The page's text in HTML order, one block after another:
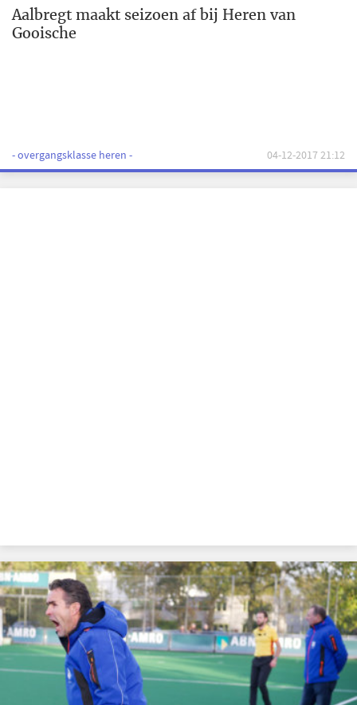
Aalbregt maakt seizoen af bij Heren van
Gooische
- overgangsklasse heren - 04-12-2017 21:12